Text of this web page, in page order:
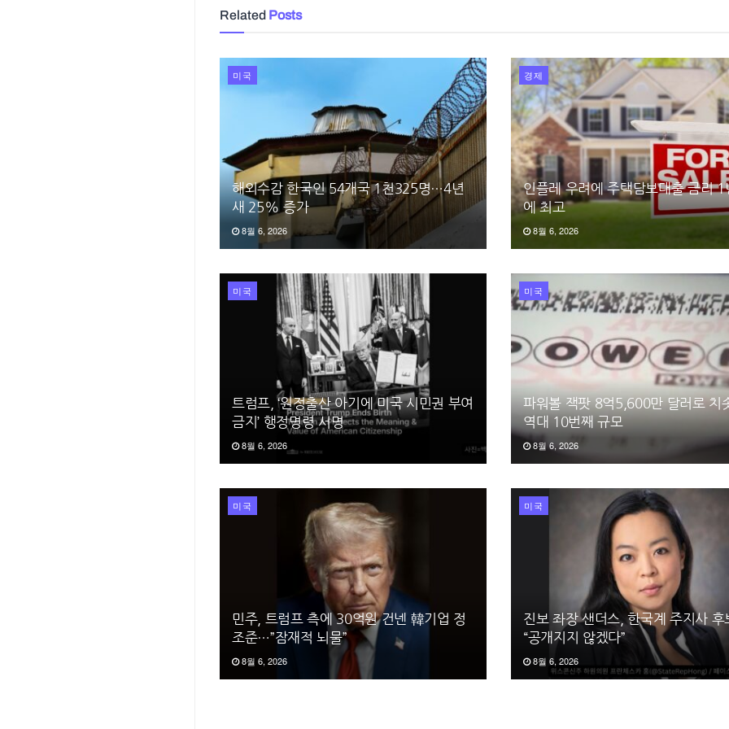
Related Posts
미국
해외수감 한국인 54개국 1천325명…4년
새 25% 증가
8월 6, 2026
경제
인플레 우려에 주택담보대출 금리 1
에 최고
8월 6, 2026
미국
트럼프, ‘원정출산 아기에 미국 시민권 부여
금지’ 행정명령 서명
8월 6, 2026
미국
파워볼 잭팟 8억5,600만 달러로 치
역대 10번째 규모
8월 6, 2026
미국
민주, 트럼프 측에 30억원 건넨 韓기업 정
조준…”잠재적 뇌물”
8월 6, 2026
미국
진보 좌장 샌더스, 한국계 주지사 후
“공개지지 않겠다”
8월 6, 2026